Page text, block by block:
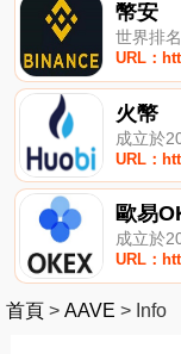
幣安
世界排
URL：
火幣
成立於
URL：
歐易
成立於
URL：
首頁 > AAVE > Info